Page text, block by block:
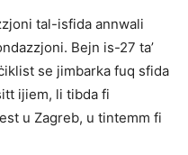
tal-isfida annwali
Bejn is-27 ta’
se jimbarka fuq sfida
ijiem, li tibda fi
u Zagreb, u tintemm fi